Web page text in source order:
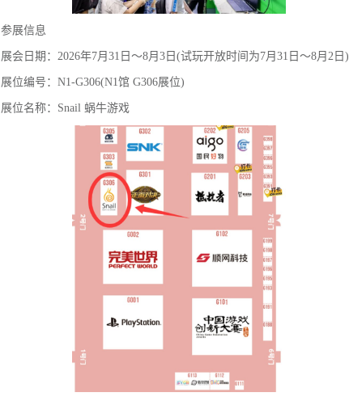
参展信息
展会日期：2026年7月31日～8月3日(试玩开放时间为7月31日～8月2日)
展位编号：N1-G306(N1馆 G306展位)
展位名称：Snail 蜗牛游戏